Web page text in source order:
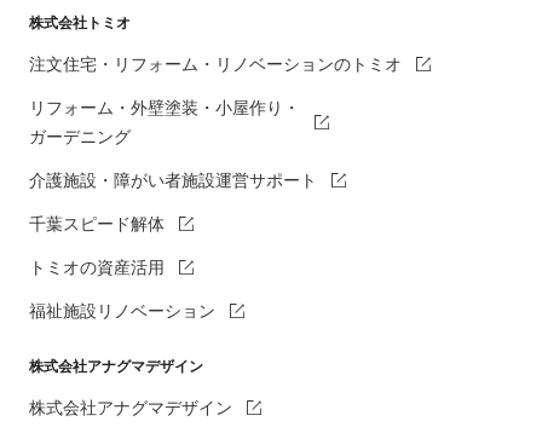
株式会社トミオ
注文住宅・リフォーム・リノベーションのトミオ
リフォーム・外壁塗装・小屋作り・
ガーデニング
介護施設・障がい者施設運営サポート
千葉スピード解体
トミオの資産活用
福祉施設リノベーション
株式会社アナグマデザイン
株式会社アナグマデザイン